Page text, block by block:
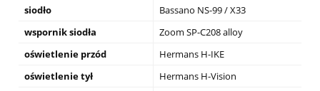
siodło
Bassano NS-99 / X33
wspornik siodła
Zoom SP-C208 alloy
oświetlenie przód
Hermans H-IKE
oświetlenie tył
Hermans H-Vision